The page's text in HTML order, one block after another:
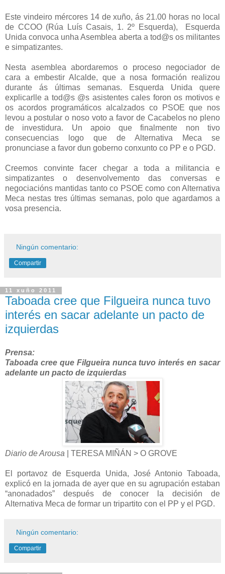
Este vindeiro mércores 14 de xuño, ás 21.00 horas no local
de CCOO (Rúa Luís Casais, 1. 2º Esquerda), Esquerda
Unida convoca unha Asemblea aberta a tod@s os militantes
e simpatizantes.
Nesta asemblea abordaremos o proceso negociador de
cara a embestir Alcalde, que a nosa formación realizou
durante ás últimas semanas. Esquerda Unida quere
explicarlle a tod@s @s asistentes cales foron os motivos e
os acordos programáticos alcalzados co PSOE que nos
levou a postular o noso voto a favor de Cacabelos no pleno
de investidura. Un apoio que finalmente non tivo
consecuencias logo que de Alternativa Meca se
pronunciase a favor dun goberno conxunto co PP e o PGD.
Creemos convinte facer chegar a toda a militancia e
simpatizantes o desenvolvemento das conversas e
negociacións mantidas tanto co PSOE como con Alternativa
Meca nestas tres últimas semanas, polo que agardamos a
vosa presencia.
Ningún comentario:
Compartir
11 xuño 2011
Taboada cree que Filgueira nunca tuvo
interés en sacar adelante un pacto de
izquierdas
Prensa:
Taboada cree que Filgueira nunca tuvo interés en sacar
adelante un pacto de izquierdas
Diario de Arousa | TERESA MIÑÁN > O GROVE
El portavoz de Esquerda Unida, José Antonio Taboada,
explicó en la jornada de ayer que en su agrupación estaban
“anonadados” después de conocer la decisión de
Alternativa Meca de formar un tripartito con el PP y el PGD.
Ningún comentario:
Compartir